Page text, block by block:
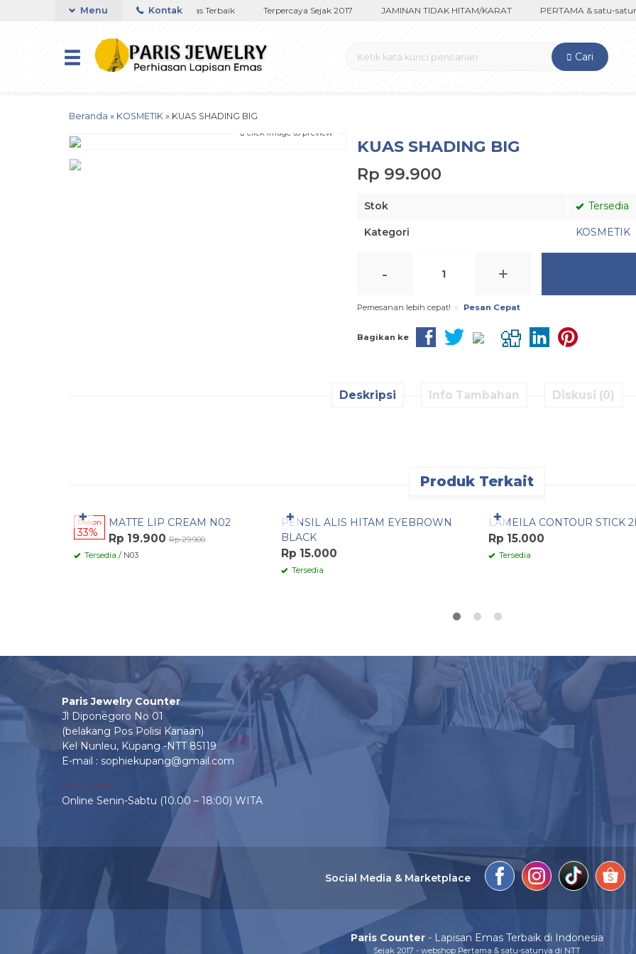
Toko Titanium Lapisan Emas Terbaik Terpercaya Sejak 2017 JAMINAN TIDAK HITAM/KARAT PERTAMA & satu-satunya
Menu Kontak
Cari
Beranda » KOSMETIK » KUAS SHADING BIG
click image to preview
KUAS SHADING BIG
Rp 99.900
Stok Tersedia
Kategori KOSMETIK
- +
Pemesanan lebih cepat! Pesan Cepat
Bagikan ke
Deskripsi Info Tambahan Diskusi (0)
Produk Terkait
Diskon
33%
MATTE LIP CREAM N02
Rp 19.900 Rp 29.900
Tersedia / N03
✚
PENSIL ALIS HITAM EYEBROWN
BLACK
Rp 15.000
Tersedia
✚ LAMEILA CONTOUR STICK
Rp 15.000
Tersedia
✚
Paris Jewelry Counter
Jl Diponegoro No 01
(belakang Pos Polisi Kanaan)
Kel Nunleu, Kupang -NTT 85119
E-mail : sophiekupang@gmail.com
Live Chat
Online Senin-Sabtu (10.00 – 18:00) WITA
Social Media & Marketplace
Paris Counter - Lapisan Emas Terbaik di Indonesia
Sejak 2017 - webshop Pertama & satu-satunya di NTT